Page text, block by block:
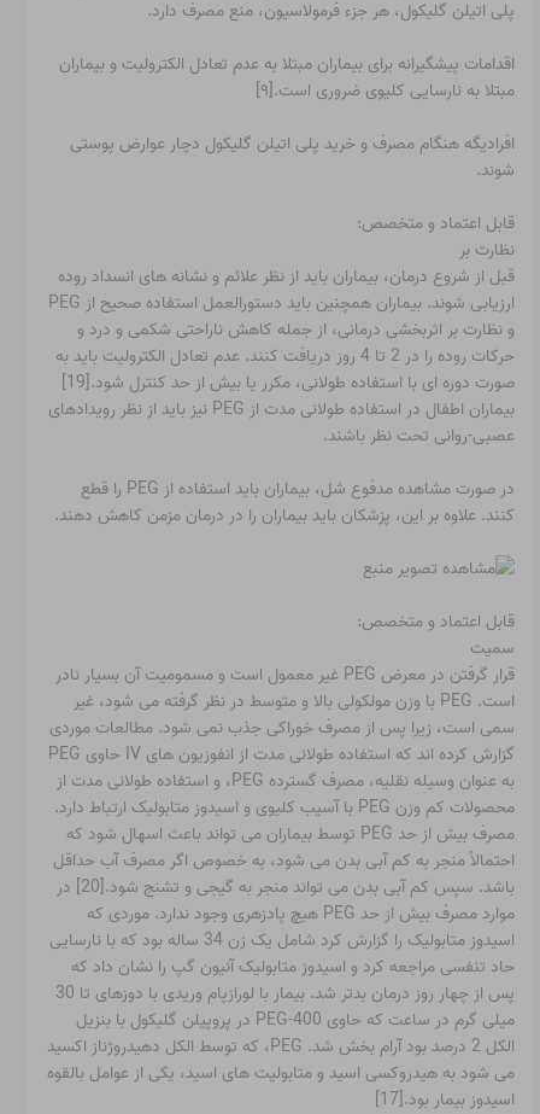
پلی اتیلن گلیکول، هر جزء فرمولاسیون، منع مصرف دارد.
اقدامات پیشگیرانه برای بیماران مبتلا به عدم تعادل الکترولیت و بیماران
مبتلا به نارسایی کلیوی ضروری است.[۹]
افرادیگه هنگام مصرف و خرید پلی اتیلن گلیکول دچار عوارض پوستی
شوند.
قابل اعتماد و متخصص:
نظارت بر
قبل از شروع درمان، بیماران باید از نظر علائم و نشانه های انسداد روده
ارزیابی شوند. بیماران همچنین باید دستورالعمل استفاده صحیح از PEG
و نظارت بر اثربخشی درمانی، از جمله کاهش ناراحتی شکمی و درد و
حرکات روده را در 2 تا 4 روز دریافت کنند. عدم تعادل الکترولیت باید به
صورت دوره ای با استفاده طولانی، مکرر یا بیش از حد کنترل شود.[19]
بیماران اطفال در استفاده طولانی مدت از PEG نیز باید از نظر رویدادهای
عصبی-روانی تحت نظر باشند.
در صورت مشاهده مدفوع شل، بیماران باید استفاده از PEG را قطع
کنند. علاوه بر این، پزشکان باید بیماران را در درمان مزمن کاهش دهند.
قابل اعتماد و متخصص:
سمیت
قرار گرفتن در معرض PEG غیر معمول است و مسمومیت آن بسیار نادر
است. PEG با وزن مولکولی بالا و متوسط ​​در نظر گرفته می شود، غیر
سمی است، زیرا پس از مصرف خوراکی جذب نمی شود. مطالعات موردی
گزارش کرده اند که استفاده طولانی مدت از انفوزیون های IV حاوی PEG
به عنوان وسیله نقلیه، مصرف گسترده PEG، و استفاده طولانی مدت از
محصولات کم وزن PEG با آسیب کلیوی و اسیدوز متابولیک ارتباط دارد.
مصرف بیش از حد PEG توسط بیماران می تواند باعث اسهال شود که
احتمالاً منجر به کم آبی بدن می شود، به خصوص اگر مصرف آب حداقل
باشد. سپس کم آبی بدن می تواند منجر به گیجی و تشنج شود.[20] در
موارد مصرف بیش از حد PEG هیچ پادزهری وجود ندارد. موردی که
اسیدوز متابولیک را گزارش کرد شامل یک زن 34 ساله بود که با نارسایی
حاد تنفسی مراجعه کرد و اسیدوز متابولیک آنیون گپ را نشان داد که
پس از چهار روز درمان بدتر شد. بیمار با لورازپام وریدی با دوزهای تا 30
میلی گرم در ساعت که حاوی PEG-400 در پروپیلن گلیکول با بنزیل
الکل 2 درصد بود آرام بخش شد. PEG، که توسط الکل دهیدروژناز اکسید
می شود به هیدروکسی اسید و متابولیت های اسید، یکی از عوامل بالقوه
اسیدوز بیمار بود.[17]